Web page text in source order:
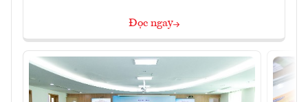
Đọc ngay